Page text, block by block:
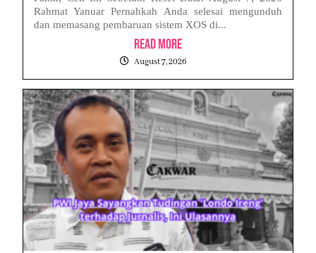
Rahmat Yanuar Pernahkah Anda selesai mengunduh
dan memasang pembaruan sistem XOS di...
Read More
August 7, 2026